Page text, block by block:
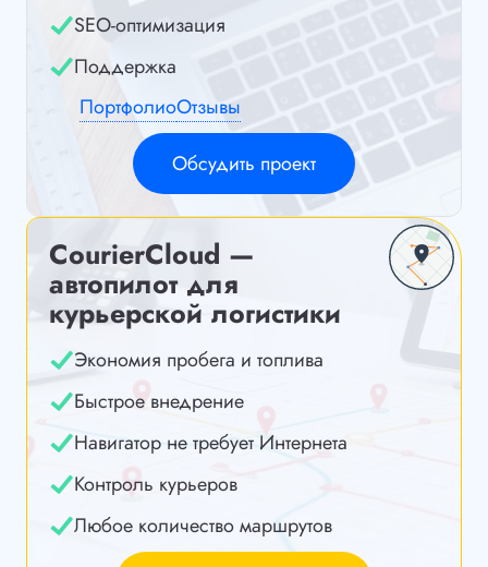
SEO-оптимизация
Поддержка
ПортфолиоОтзывы
Обсудить проект
CourierCloud —
автопилот для
курьерской логистики
Экономия пробега и топлива
Быстрое внедрение
Навигатор не требует Интернета
Контроль курьеров
Любое количество маршрутов